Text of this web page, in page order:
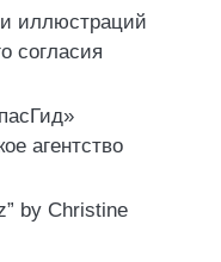
иллюстраций
согласия
агентство
by Christine